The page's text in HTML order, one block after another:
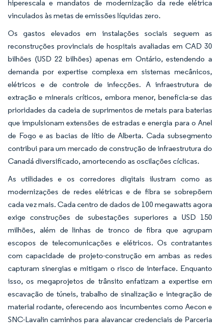
hiperescala e mandatos de modernização da rede elétrica
vinculados às metas de emissões líquidas zero.
Os gastos elevados em instalações sociais seguem as
reconstruções provinciais de hospitais avaliadas em CAD 30
bilhões (USD 22 bilhões) apenas em Ontário, estendendo a
demanda por expertise complexa em sistemas mecânicos,
elétricos e de controle de infecções. A infraestrutura de
extração e minerais críticos, embora menor, beneficia-se das
prioridades da cadeia de suprimentos de metais para baterias
que impulsionam extensões de estradas e energia para o Anel
de Fogo e as bacias de lítio de Alberta. Cada subsegmento
contribui para um mercado de construção de infraestrutura do
Canadá diversificado, amortecendo as oscilações cíclicas.
As utilidades e os corredores digitais ilustram como as
modernizações de redes elétricas e de fibra se sobrepõem
cada vez mais. Cada centro de dados de 100 megawatts agora
exige construções de subestações superiores a USD 150
milhões, além de linhas de tronco de fibra que agrupam
escopos de telecomunicações e elétricos. Os contratantes
com capacidade de projeto-construção em ambas as redes
capturam sinergias e mitigam o risco de interface. Enquanto
isso, os megaprojetos de trânsito enfatizam a expertise em
escavação de túneis, trabalho de sinalização e integração de
material rodante, oferecendo aos incumbentes como Aecon e
SNC-Lavalin caminhos para alavancar credenciais de Parceria